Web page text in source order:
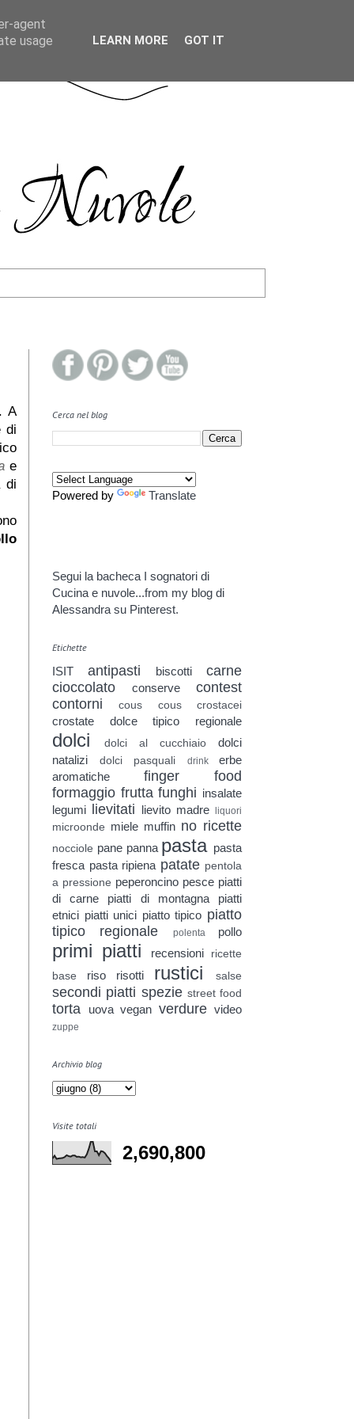
A
di
e
di
Cerca nel blog
Powered by Translate
Segui la bacheca I sognatori di
Cucina e nuvole...from my blog di
Alessandra su Pinterest.
Etichette
ISIT antipasti biscotti
carne
cioccolato
conserve
contest
contorni
cous cous crostacei
crostate dolce tipico regionale
dolci dolci al cucchiaio
dolci
natalizi
dolci pasquali drink
erbe
aromatiche
finger food
formaggio frutta funghi insalate
legumi lievitati lievito madre liquori
microonde miele muffin no ricette
nocciole pane panna pasta pasta
fresca pasta ripiena patate pentola
a pressione peperoncino pesce piatti
di carne
piatti di montagna
piatti
etnici piatti unici piatto tipico piatto
tipico regionale
polenta pollo
primi piatti recensioni
ricette
base
riso risotti rustici salse
secondi piatti spezie street food
torta uova vegan verdure video
zuppe
Archivio blog
Visite totali
2,690,800
agent
usage
LEARN MORE GOT IT